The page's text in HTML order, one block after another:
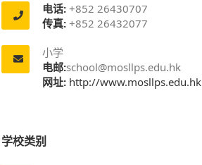
电话: +852 26430707
传真: +852 26432077
小学
电邮:school@mosllps.edu.hk
网址: http://www.mosllps.edu.hk
学校类别